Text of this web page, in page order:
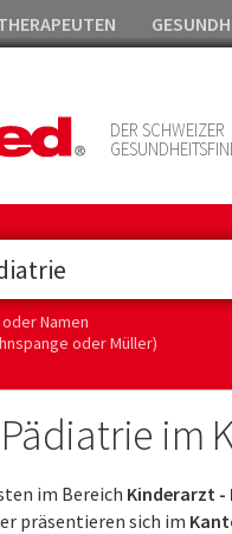
DER SCHWEIZER
Namen
oder Müller)
im
im Bereich Kinderarzt -
präsentieren sich im